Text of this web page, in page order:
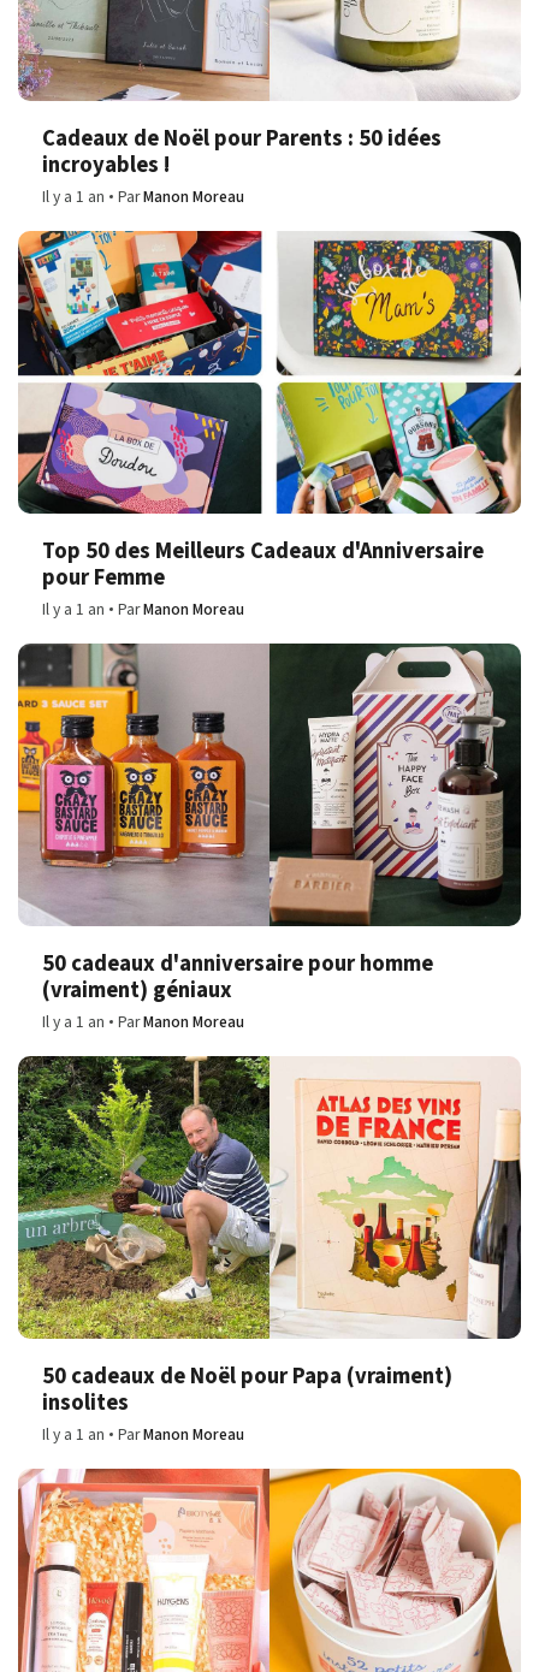
Cadeaux de Noël pour Parents : 50 idées
incroyables !
Il y a 1 an ParManon Moreau
Top 50 des Meilleurs Cadeaux d'Anniversaire
pour Femme
Il y a 1 an ParManon Moreau
50 cadeaux d'anniversaire pour homme
(vraiment) géniaux
Il y a 1 an ParManon Moreau
50 cadeaux de Noël pour Papa (vraiment)
insolites
Il y a 1 an ParManon Moreau